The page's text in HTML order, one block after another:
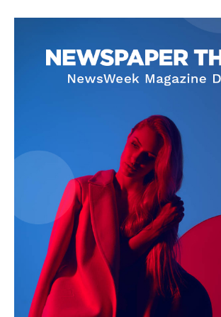
blogSZOLNOK
ELŐFIZETÉS
Hasznos